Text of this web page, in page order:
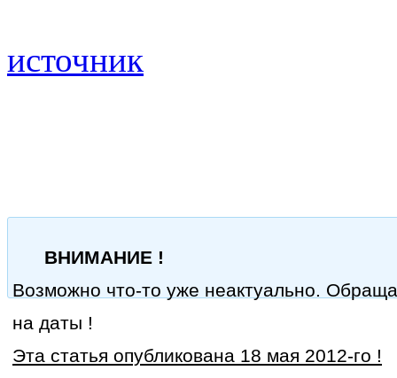
источник
ВНИМАНИЕ !
Возможно что-то уже неактуально.
на даты !
Эта статья опубликована 18 мая 2012-го !